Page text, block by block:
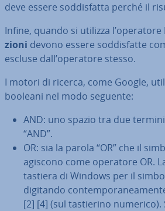
deve essere sod­di­sfat­ta perché il
Infine, quando si utilizza l’operatore
zio­ni devono essere sod­di­sfat­te
escluse dall’operatore stesso.
I motori di ricerca, come Google,
booleani nel modo seguente:
AND: uno spazio tra due
“AND”.
OR: sia la parola “OR” che il
agiscono come operatore OR.
tastiera di Windows per il
digitando
[2] [4] (sul ta­stie­ri­no numerico).